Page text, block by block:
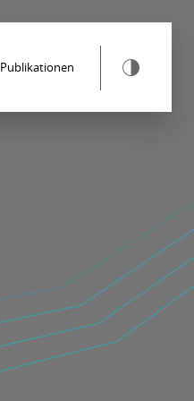
Publikationen